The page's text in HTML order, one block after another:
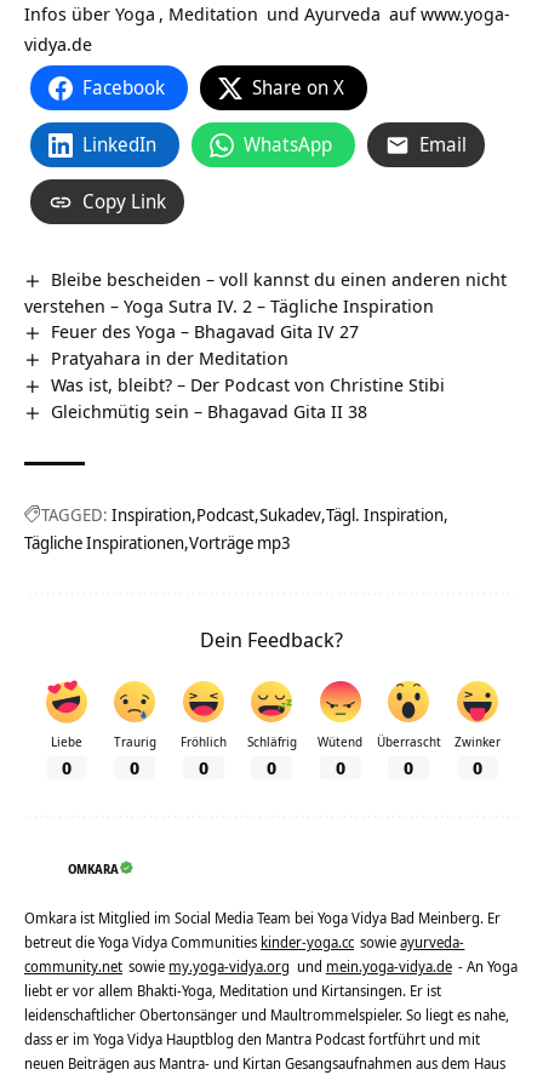
Infos über Yoga , Meditation und Ayurveda aufwww.yoga-
vidya.de
Facebook Share on X
LinkedIn WhatsApp Email
Copy Link
Bleibe bescheiden – voll kannst du einen anderen nicht
verstehen – Yoga Sutra IV. 2 – Tägliche Inspiration
Feuer des Yoga – Bhagavad Gita IV 27
Pratyahara in der Meditation
Was ist, bleibt? – Der Podcast von Christine Stibi
Gleichmütig sein – Bhagavad Gita II 38
TAGGED: Inspiration Podcast Sukadev Tägl. Inspiration
Tägliche Inspirationen Vorträge mp3
Dein Feedback?
Liebe
0
Traurig
0
Fröhlich
0
Schläfrig
0
Wütend
0
Überrascht
0
Zwinker
0
OMKARA
Omkara ist Mitglied im Social Media Team bei Yoga Vidya Bad Meinberg. Er
betreut die Yoga Vidya Communities kinder-yoga.cc sowieayurveda-
community.net sowie my.yoga-vidya.org und mein.yoga-vidya.de - An Yoga
liebt er vor allem Bhakti-Yoga, Meditation und Kirtansingen. Er ist
leidenschaftlicher Obertonsänger und Maultrommelspieler. So liegt es nahe,
dass er im Yoga Vidya Hauptblog den Mantra Podcast fortführt und mit
neuen Beiträgen aus Mantra- und Kirtan Gesangsaufnahmen aus dem Haus